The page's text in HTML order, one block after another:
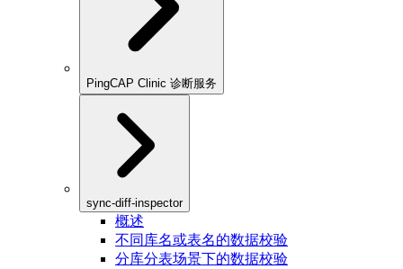
PingCAP Clinic 诊断服务
sync-diff-inspector
概述
不同库名或表名的数据校验
分库分表场景下的数据校验